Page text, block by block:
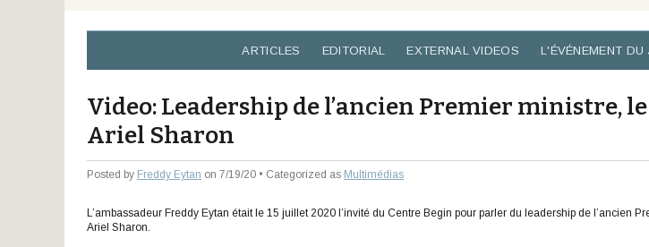
ARTICLES EDITORIAL EXTERNAL VIDEOS L'ÉVÉNEMENT DU
Video: Leadership de l’ancien Premier ministre,
Ariel Sharon
Posted by Freddy Eytan on 7/19/20 • Categorized as Multimédias
L’ambassadeur Freddy Eytan était le 15 juillet 2020 l’invité du Centre Begin pour parler du leadership de l’ancien
Ariel Sharon.